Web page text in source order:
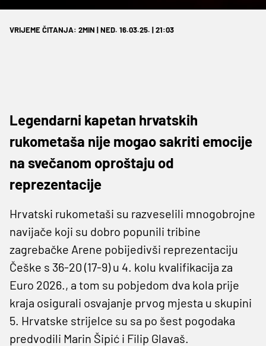
VRIJEME ČITANJA: 2MIN | NED. 16.03.25. | 21:03
Legendarni kapetan hrvatskih
rukometaša nije mogao sakriti emocije
na svečanom oproštaju od
reprezentacije
Hrvatski rukometaši su razveselili mnogobrojne
navijače koji su dobro popunili tribine
zagrebačke Arene pobijedivši reprezentaciju
Češke s 36-20 (17-9) u 4. kolu kvalifikacija za
Euro 2026., a tom su pobjedom dva kola prije
kraja osigurali osvajanje prvog mjesta u skupini
5. Hrvatske strijelce su sa po šest pogodaka
predvodili Marin Šipić i Filip Glavaš.